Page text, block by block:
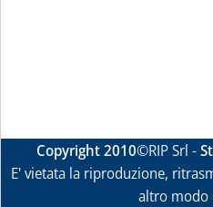
Copyright 2010©RIP Srl -
E' vietata la riproduzione,
altro modo